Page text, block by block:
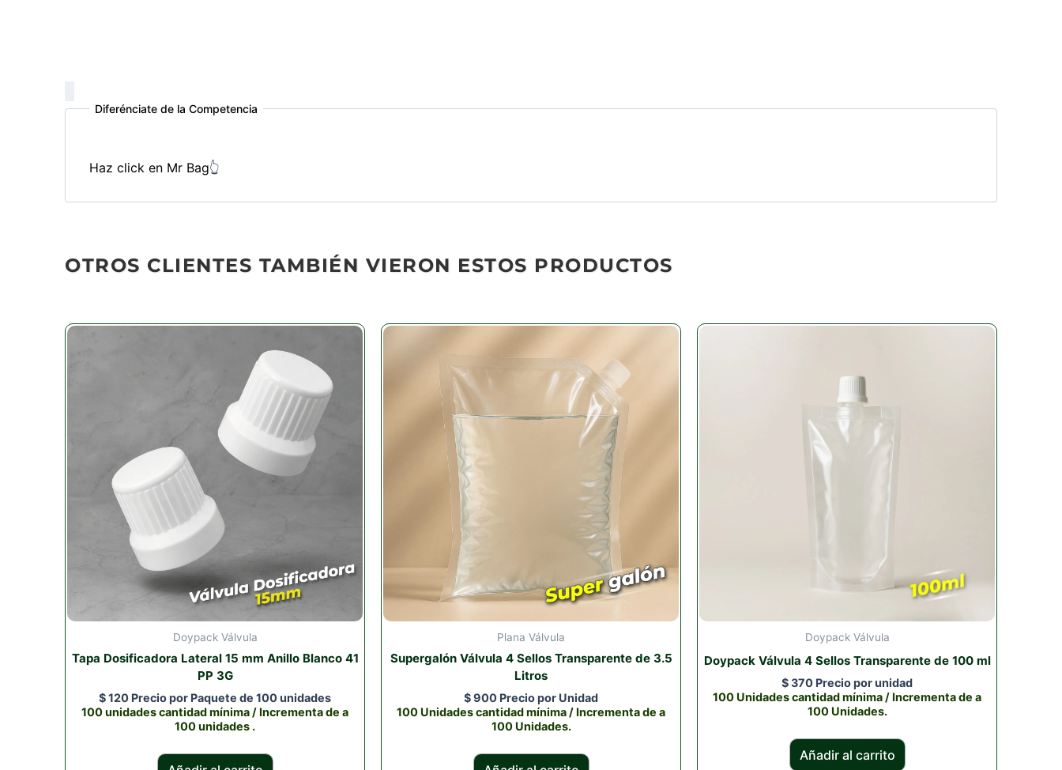
Diferénciate de la Competencia
Haz click en Mr Bag👆
OTROS CLIENTES TAMBIÉN VIERON ESTOS PRODUCTOS
Doypack Válvula
Tapa Dosificadora Lateral 15 mm Anillo Blanco 41
PP 3G
$120 Precio por Paquete de 100 unidades
100 unidades cantidad mínima / Incrementa de a
100 unidades .
Plana Válvula
Supergalón Válvula 4 Sellos Transparente de 3.5
Litros
$900 Precio por Unidad
100 Unidades cantidad mínima / Incrementa de a
100 Unidades.
Doypack Válvula
Doypack Válvula 4 Sellos Transparente de 100 ml
$370 Precio por unidad
100 Unidades cantidad mínima / Incrementa de a
100 Unidades.
Añadir al carrito